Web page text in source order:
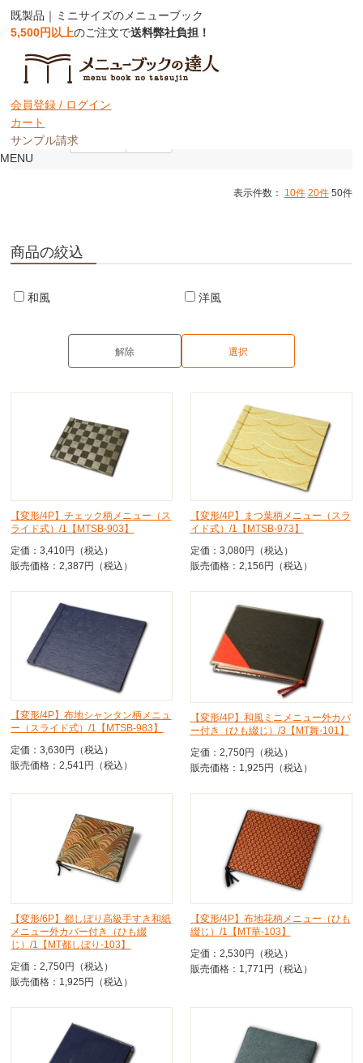
既製品｜ミニサイズのメニューブック
5,500円以上のご注文で送料弊社負担！
会員登録 / ログイン
カート
サンプル請求
MENU
ミニサイズメニューブック
並び順：
表示件数： 10件 20件50件
商品の絞込
和風 洋風
【変形/4P】チェック柄メニュー（ス
ライド式）/1【MTSB-903】
定価：3,410円（税込）
販売価格：2,387円（税込）
【変形/4P】まつ葉柄メニュー（スラ
イド式）/1【MTSB-973】
定価：3,080円（税込）
販売価格：2,156円（税込）
【変形/4P】布地シャンタン柄メニュ
ー（スライド式）/1【MTSB-983】
定価：3,630円（税込）
販売価格：2,541円（税込）
【変形/4P】和風ミニメニュー外カバ
ー付き（ひも綴じ）/3【MT舞-101】
定価：2,750円（税込）
販売価格：1,925円（税込）
【変形/6P】都しぼり高級手すき和紙
メニュー外カバー付き（ひも綴
じ）/1【MT都しぼり-103】
定価：2,750円（税込）
販売価格：1,925円（税込）
【変形/4P】布地花柄メニュー（ひも
綴じ）/1【MT華-103】
定価：2,530円（税込）
販売価格：1,771円（税込）